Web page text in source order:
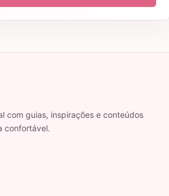
com guias, inspirações e conteúdos
confortável.